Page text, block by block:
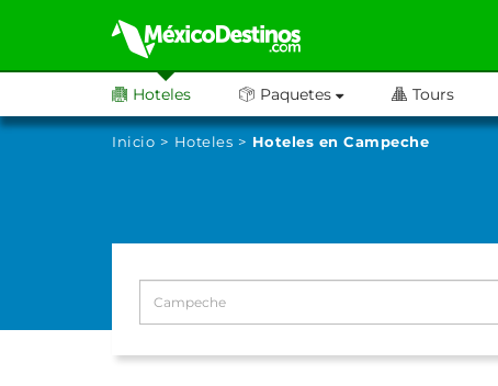
Hoteles Paquetes Tours
Inicio Hoteles Hoteles en Campeche